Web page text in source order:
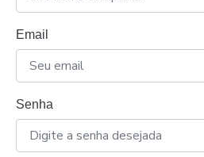
Email
Senha